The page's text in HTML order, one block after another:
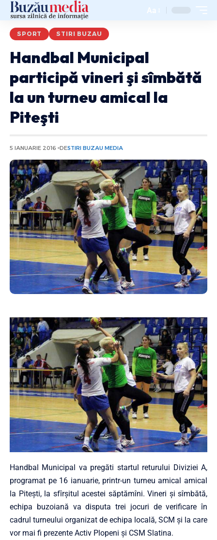
Aa
SPORT STIRI BUZAU
Handbal Municipal
participă vineri şi sîmbătă
la un turneu amical la
Piteşti
5 IANUARIE 2016 DESTIRI BUZAU MEDIA
Handbal Municipal va pregăti startul returului Diviziei A,
programat pe 16 ianuarie, printr-un turneu amical amical
la Piteşti, la sfîrşitul acestei săptămîni. Vineri şi sîmbătă,
echipa buzoiană va disputa trei jocuri de verificare în
cadrul turneului organizat de echipa locală, SCM şi la care
vor mai fi prezente Activ Plopeni şi CSM Slatina.